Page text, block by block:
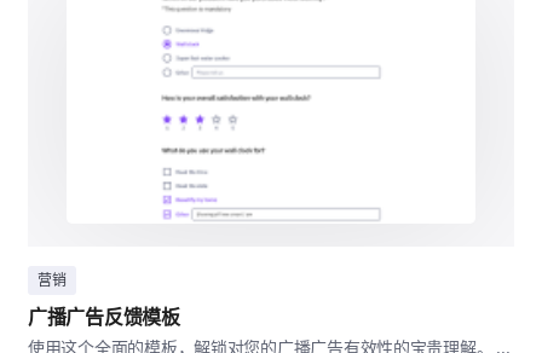
Product features highlighted
Discounts or offers
Testimonials/Reviews shared
Sense of urgency created
Ad Preferences and Improvements
营销
广播广告反馈模板
使用这个全面的模板，解锁对您的广播广告有效性的宝贵理解。 ...